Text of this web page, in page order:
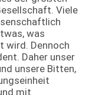
Viele
was
wird. Dennoch
Daher unser
unsere Bitten,
mit